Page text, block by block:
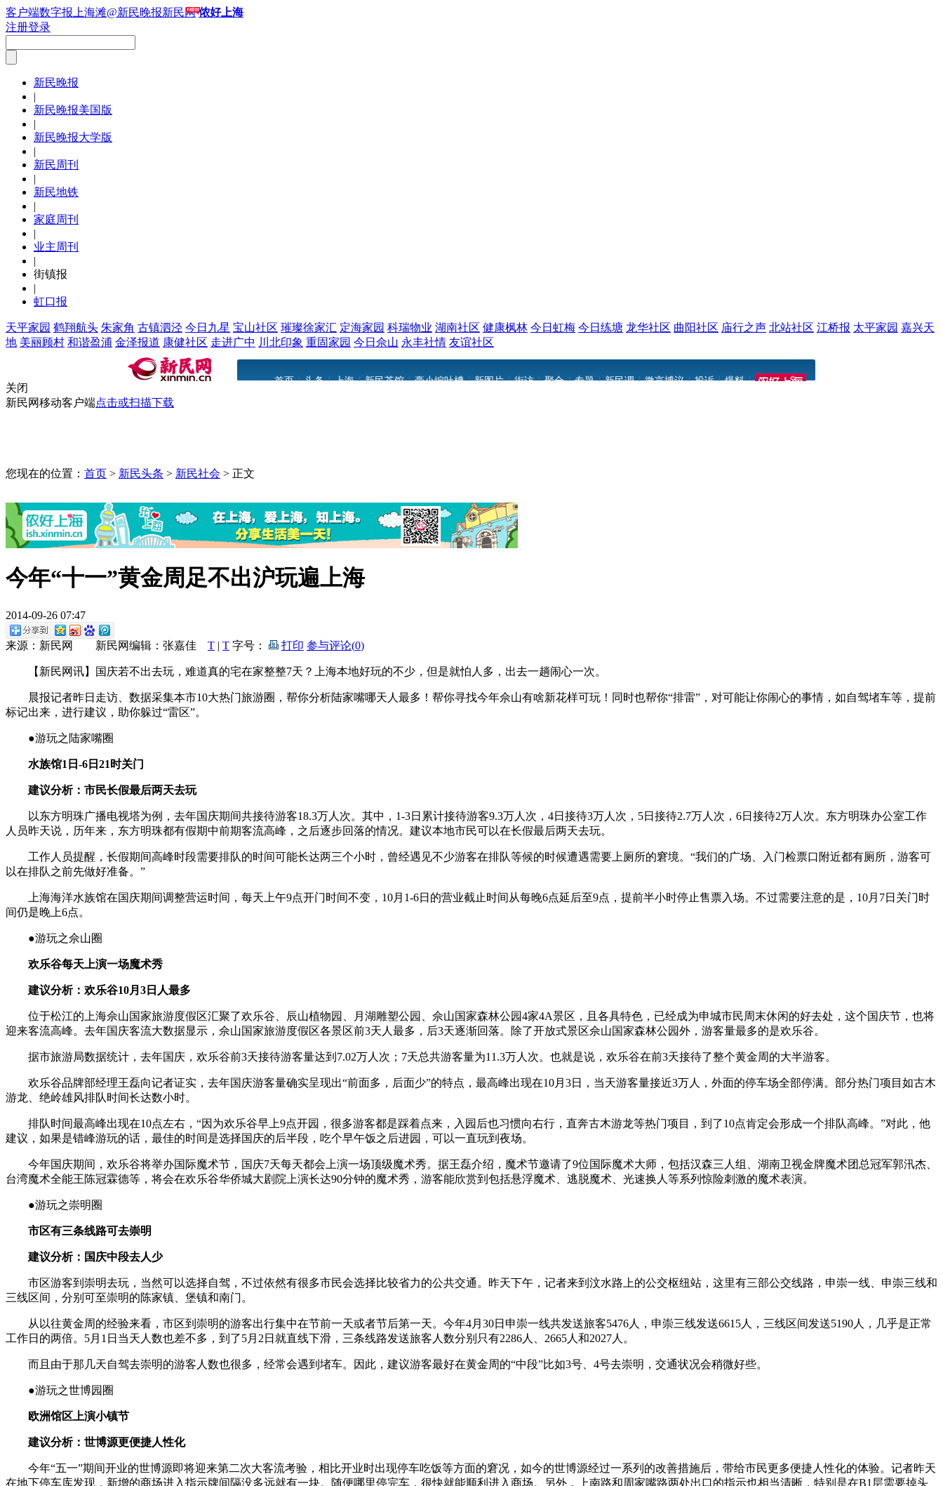
客户端数字报 上海滩@新民晚报新民网 侬好上海
注册登录
新民晚报
|
新民晚报美国版
|
新民晚报大学版
|
新民周刊
|
新民地铁
|
家庭周刊
|
业主周刊
|
街镇报
|
虹口报
天平家园 鹤翔航头 朱家角 古镇泗泾 今日九星 宝山社区 璀璨徐家汇 定海家园 科瑞物业 湖南社区 健康枫林 今日虹梅 今日练塘 龙华社区 曲阳社区 庙行之声 北站社区 江桥报 太平家园 嘉兴天
地 美丽顾村 和谐盈浦 金泽报道 康健社区 走进广中 川北印象 重固家园 今日佘山 永丰社情 友谊社区
首页 | 头条 | 上海 | 新民茶馆 | 豪小编吐槽 | 新图片 | 街访 | 聚合 | 专题 | 新民调 | 微言博议 | 投诉 | 爆料 |
关闭
新民网移动客户端点击或扫描下载
您现在的位置： 首页 > 新民头条 > 新民社会 > 正文
今年“十一”黄金周足不出沪玩遍上海
2014-09-26 07:47
来源：新民网 新民网编辑：张嘉佳 T | T 字号： 打印 参与评论(0)
【新民网讯】国庆若不出去玩，难道真的宅在家整整7天？上海本地好玩的不少，但是就怕人多，出去一趟闹心一次。
晨报记者昨日走访、数据采集本市10大热门旅游圈，帮你分析陆家嘴哪天人最多！帮你寻找今年佘山有啥新花样可玩！同时也帮你“排雷”，对可能让你闹心的事情，如自驾堵车等，提前
标记出来，进行建议，助你躲过“雷区”。
●游玩之陆家嘴圈
水族馆1日-6日21时关门
建议分析：市民长假最后两天去玩
以东方明珠广播电视塔为例，去年国庆期间共接待游客18.3万人次。其中，1-3日累计接待游客9.3万人次，4日接待3万人次，5日接待2.7万人次，6日接待2万人次。东方明珠办公室工作
人员昨天说，历年来，东方明珠都有假期中前期客流高峰，之后逐步回落的情况。建议本地市民可以在长假最后两天去玩。
工作人员提醒，长假期间高峰时段需要排队的时间可能长达两三个小时，曾经遇见不少游客在排队等候的时候遭遇需要上厕所的窘境。“我们的广场、入门检票口附近都有厕所，游客可
以在排队之前先做好准备。”
上海海洋水族馆在国庆期间调整营运时间，每天上午9点开门时间不变，10月1-6日的营业截止时间从每晚6点延后至9点，提前半小时停止售票入场。不过需要注意的是，10月7日关门时
间仍是晚上6点。
●游玩之佘山圈
欢乐谷每天上演一场魔术秀
建议分析：欢乐谷10月3日人最多
位于松江的上海佘山国家旅游度假区汇聚了欢乐谷、辰山植物园、月湖雕塑公园、佘山国家森林公园4家4A景区，且各具特色，已经成为申城市民周末休闲的好去处，这个国庆节，也将
迎来客流高峰。去年国庆客流大数据显示，佘山国家旅游度假区各景区前3天人最多，后3天逐渐回落。除了开放式景区佘山国家森林公园外，游客量最多的是欢乐谷。
据市旅游局数据统计，去年国庆，欢乐谷前3天接待游客量达到7.02万人次；7天总共游客量为11.3万人次。也就是说，欢乐谷在前3天接待了整个黄金周的大半游客。
欢乐谷品牌部经理王磊向记者证实，去年国庆游客量确实呈现出“前面多，后面少”的特点，最高峰出现在10月3日，当天游客量接近3万人，外面的停车场全部停满。部分热门项目如古木
游龙、绝岭雄风排队时间长达数小时。
排队时间最高峰出现在10点左右，“因为欢乐谷早上9点开园，很多游客都是踩着点来，入园后也习惯向右行，直奔古木游龙等热门项目，到了10点肯定会形成一个排队高峰。”对此，他
建议，如果是错峰游玩的话，最佳的时间是选择国庆的后半段，吃个早午饭之后进园，可以一直玩到夜场。
今年国庆期间，欢乐谷将举办国际魔术节，国庆7天每天都会上演一场顶级魔术秀。据王磊介绍，魔术节邀请了9位国际魔术大师，包括汉森三人组、湖南卫视金牌魔术团总冠军郭汛杰、
台湾魔术全能王陈冠霖德等，将会在欢乐谷华侨城大剧院上演长达90分钟的魔术秀，游客能欣赏到包括悬浮魔术、逃脱魔术、光速换人等系列惊险刺激的魔术表演。
●游玩之崇明圈
市区有三条线路可去崇明
建议分析：国庆中段去人少
市区游客到崇明去玩，当然可以选择自驾，不过依然有很多市民会选择比较省力的公共交通。昨天下午，记者来到汶水路上的公交枢纽站，这里有三部公交线路，申崇一线、申崇三线和
三线区间，分别可至崇明的陈家镇、堡镇和南门。
从以往黄金周的经验来看，市区到崇明的游客出行集中在节前一天或者节后第一天。今年4月30日申崇一线共发送旅客5476人，申崇三线发送6615人，三线区间发送5190人，几乎是正常
工作日的两倍。5月1日当天人数也差不多，到了5月2日就直线下滑，三条线路发送旅客人数分别只有2286人、2665人和2027人。
而且由于那几天自驾去崇明的游客人数也很多，经常会遇到堵车。因此，建议游客最好在黄金周的“中段”比如3号、4号去崇明，交通状况会稍微好些。
●游玩之世博园圈
欧洲馆区上演小镇节
建议分析：世博源更便捷人性化
今年“五一”期间开业的世博源即将迎来第二次大客流考验，相比开业时出现停车吃饭等方面的窘况，如今的世博源经过一系列的改善措施后，带给市民更多便捷人性化的体验。记者昨天
在地下停车库发现，新增的商场进入指示牌间隔没多远就有一块。随便哪里停完车，很快就能顺利进入商场。另外，上南路和周家嘴路两处出口的指示也相当清晰，特别是在B1层需要掉头